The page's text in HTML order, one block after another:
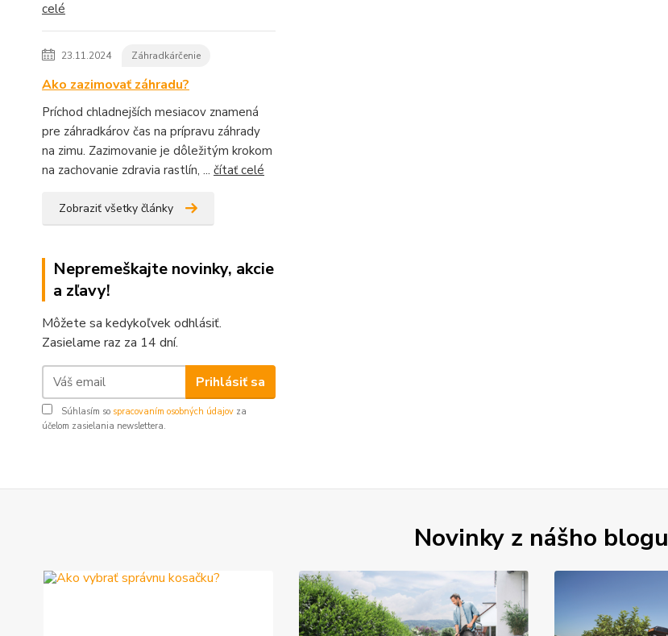
celé
23.11.2024 Záhradkárčenie
Ako zazimovať záhradu?
Príchod chladnejších mesiacov znamená
pre záhradkárov čas na prípravu záhrady
na zimu. Zazimovanie je dôležitým krokom
na zachovanie zdravia rastlín, ... čítať celé
Zobraziť všetky články
Nepremeškajte novinky, akcie
a zľavy!
Môžete sa kedykoľvek odhlásiť.
Zasielame raz za 14 dní.
Prihlásiť sa
Súhlasím so spracovaním osobných údajov za
účelom zasielania newslettera.
Novinky z nášho blogu